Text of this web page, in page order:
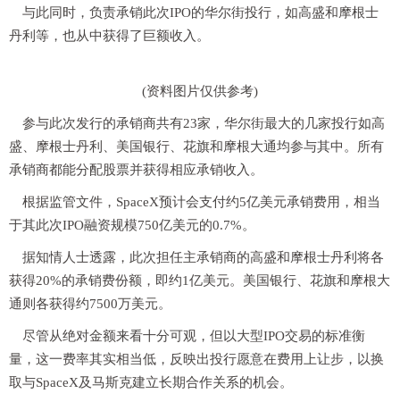
与此同时，负责承销此次IPO的华尔街投行，如高盛和摩根士
丹利等，也从中获得了巨额收入。
(资料图片仅供参考)
参与此次发行的承销商共有23家，华尔街最大的几家投行如高
盛、摩根士丹利、美国银行、花旗和摩根大通均参与其中。所有
承销商都能分配股票并获得相应承销收入。
根据监管文件，SpaceX预计会支付约5亿美元承销费用，相当
于其此次IPO融资规模750亿美元的0.7%。
据知情人士透露，此次担任主承销商的高盛和摩根士丹利将各
获得20%的承销费份额，即约1亿美元。美国银行、花旗和摩根大
通则各获得约7500万美元。
尽管从绝对金额来看十分可观，但以大型IPO交易的标准衡
量，这一费率其实相当低，反映出投行愿意在费用上让步，以换
取与SpaceX及马斯克建立长期合作关系的机会。